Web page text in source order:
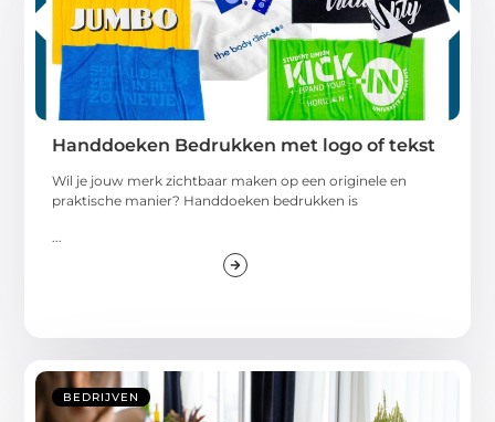
Handdoeken Bedrukken met logo of tekst
Wil je jouw merk zichtbaar maken op een originele en
praktische manier? Handdoeken bedrukken is
BEDRIJVEN